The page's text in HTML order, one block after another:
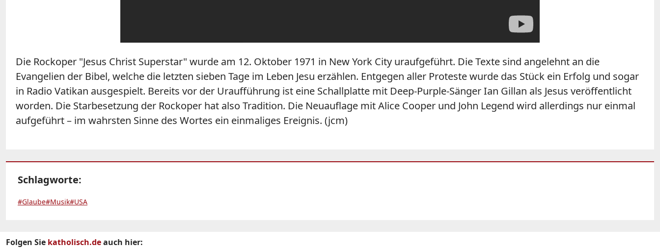
Die Rockoper "Jesus Christ Superstar" wurde am 12. Oktober 1971 in New York City uraufgeführt. Die Texte sind angelehnt an die
Evangelien der Bibel, welche die letzten sieben Tage im Leben Jesu erzählen. Entgegen aller Proteste wurde das Stück ein Erfolg und sogar
in Radio Vatikan ausgespielt. Bereits vor der Uraufführung ist eine Schallplatte mit Deep-Purple-Sänger Ian Gillan als Jesus veröffentlicht
worden. Die Starbesetzung der Rockoper hat also Tradition. Die Neuauflage mit Alice Cooper und John Legend wird allerdings nur einmal
aufgeführt – im wahrsten Sinne des Wortes ein einmaliges Ereignis. (jcm)
Schlagworte:
#Glaube#Musik#USA
Folgen Sie katholisch.deauch hier: